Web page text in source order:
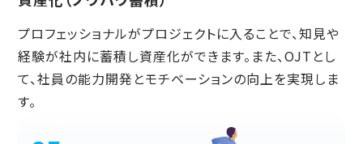
プロフェッショナルがプロジェクトに入ることで、知見や
経験が社内に蓄積し資産化ができます。また、OJTとし
て、社員の能力開発とモチベーションの向上を実現しま
す。